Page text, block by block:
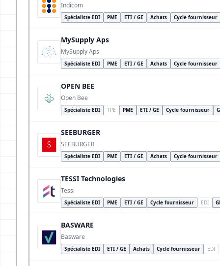
Indicom
Spécialiste EDI PME ETI / GE Achats Cycle fournisseur
MySupply Aps
MySupply Aps
Spécialiste EDI PME ETI / GE Achats Cycle fournisseur
OPEN BEE
Open Bee
Spécialiste EDI TPE PME ETI / GE Cycle fournisseur
SEEBURGER
SEEBURGER
Spécialiste EDI PME ETI / GE Achats Cycle fournisseur
TESSI Technologies
Tessi
Spécialiste EDI PME ETI / GE Cycle fournisseur EDI
BASWARE
Basware
Spécialiste EDI ETI / GE Achats Cycle fournisseur EDI